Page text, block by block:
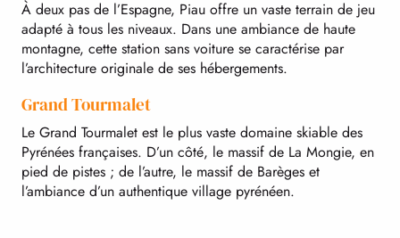
À deux pas de l’Espagne, Piau offre un vaste terrain de jeu
adapté à tous les niveaux. Dans une ambiance de haute
montagne, cette station sans voiture se caractérise par
l’architecture originale de ses hébergements.
Grand Tourmalet
Le Grand Tourmalet est le plus vaste domaine skiable des
Pyrénées françaises. D’un côté, le massif de La Mongie, en
pied de pistes ; de l’autre, le massif de Barèges et
l’ambiance d’un authentique village pyrénéen.